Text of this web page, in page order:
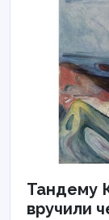
Тандему
вручили